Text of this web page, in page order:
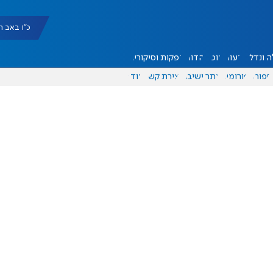
כ"ו באב
ונדל"ן דעות אוכל יהדות הפקות וסיקורים
ספורט פורומים אתר ישיבה יצירת קשר עוד